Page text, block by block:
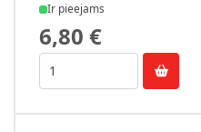
Ir pieejams
6,80 €